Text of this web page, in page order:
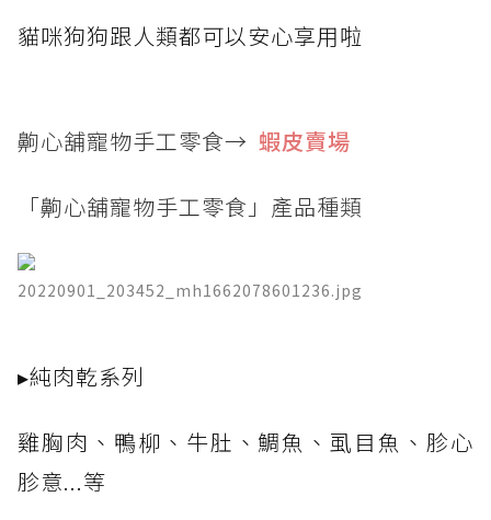
貓咪狗狗跟人類都可以安心享用啦
齁心舖寵物手工零食→ 蝦皮賣場
「齁心舖寵物手工零食」產品種類
20220901_203452_mh1662078601236.jpg
​▸純肉乾系列
雞胸肉、鴨柳、牛肚、鯛魚、虱目魚、胗心
胗意...等